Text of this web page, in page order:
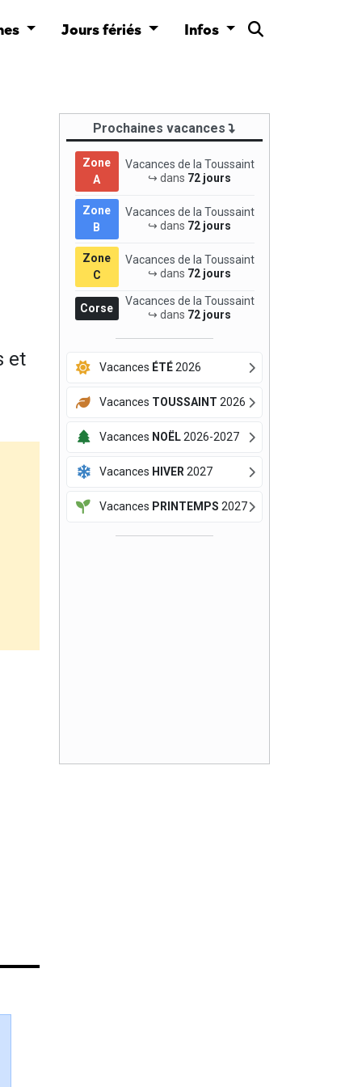
Jours fériés Infos
et
Prochaines vacances
Zone
A
Vacances de la Toussaint
↪ dans 72 jours
Zone
B
Vacances de la Toussaint
↪ dans 72 jours
Zone
C
Vacances de la Toussaint
↪ dans 72 jours
Corse
Vacances de la Toussaint
↪ dans 72 jours
Vacances ÉTÉ2026
Vacances TOUSSAINT 2026
Vacances NOËL2026-2027
Vacances HIVER 2027
Vacances PRINTEMPS 2027